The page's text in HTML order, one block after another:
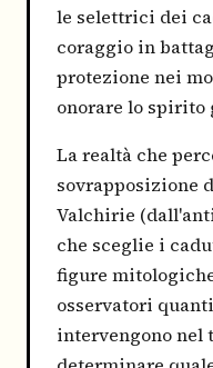
le selettrici dei
coraggio in
protezione nei
onorare lo
La realtà che
sovrapposizione
Valchirie
che sceglie i
figure
osservatori
intervengono nel